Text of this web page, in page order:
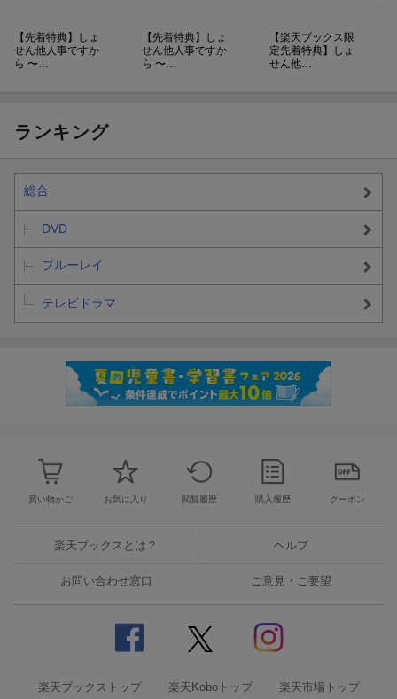
【先着特典】しょ
せん他人事ですか
ら 〜…
【先着特典】しょ
せん他人事ですか
ら 〜…
【楽天ブックス限
定先着特典】しょ
せん他…
ランキング
総合
DVD
ブルーレイ
テレビドラマ
買い物かご お気に入り 閲覧履歴 購入履歴 クーポン
楽天ブックスとは？ ヘルプ
お問い合わせ窓口 ご意見・ご要望
楽天ブックストップ 楽天Koboトップ 楽天市場トップ